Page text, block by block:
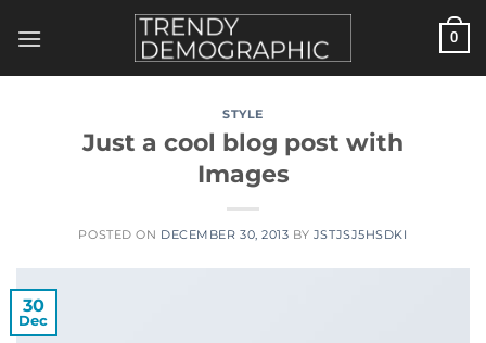
0
STYLE
Just a cool blog post with
Images
POSTED ON DECEMBER 30, 2013 BY JSTJSJ5HSDKI
30
Dec